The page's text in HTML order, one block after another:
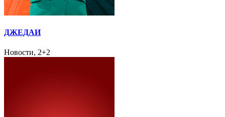
ДЖЕДАИ
Новости, 2+2